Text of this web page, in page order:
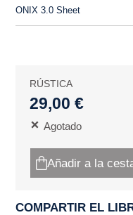
ONIX 3.0 Sheet
RÚSTICA
29,00 €
Agotado
Añadir a la
COMPARTIR EL